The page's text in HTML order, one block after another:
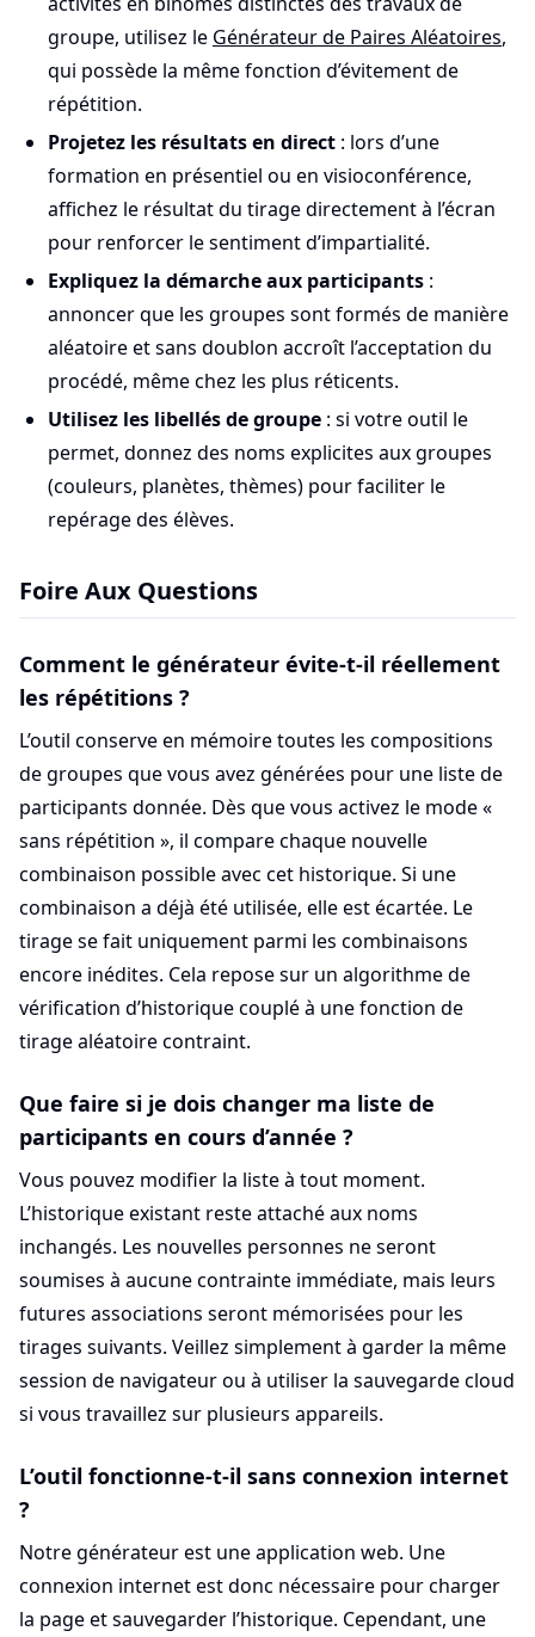
groupe, utilisez le Générateur de Paires Aléatoires,
qui possède la même fonction d’évitement de
répétition.
Projetez les résultats en direct : lors d’une
formation en présentiel ou en visioconférence,
affichez le résultat du tirage directement à l’écran
pour renforcer le sentiment d’impartialité.
Expliquez la démarche aux participants :
annoncer que les groupes sont formés de manière
aléatoire et sans doublon accroît l’acceptation du
procédé, même chez les plus réticents.
Utilisez les libellés de groupe : si votre outil le
permet, donnez des noms explicites aux groupes
(couleurs, planètes, thèmes) pour faciliter le
repérage des élèves.
Foire Aux Questions
Comment le générateur évite-t-il réellement
les répétitions ?
L’outil conserve en mémoire toutes les compositions
de groupes que vous avez générées pour une liste de
participants donnée. Dès que vous activez le mode «
sans répétition », il compare chaque nouvelle
combinaison possible avec cet historique. Si une
combinaison a déjà été utilisée, elle est écartée. Le
tirage se fait uniquement parmi les combinaisons
encore inédites. Cela repose sur un algorithme de
vérification d’historique couplé à une fonction de
tirage aléatoire contraint.
Que faire si je dois changer ma liste de
participants en cours d’année ?
Vous pouvez modifier la liste à tout moment.
L’historique existant reste attaché aux noms
inchangés. Les nouvelles personnes ne seront
soumises à aucune contrainte immédiate, mais leurs
futures associations seront mémorisées pour les
tirages suivants. Veillez simplement à garder la même
session de navigateur ou à utiliser la sauvegarde cloud
si vous travaillez sur plusieurs appareils.
L’outil fonctionne-t-il sans connexion internet
?
Notre générateur est une application web. Une
connexion internet est donc nécessaire pour charger
la page et sauvegarder l’historique. Cependant, une